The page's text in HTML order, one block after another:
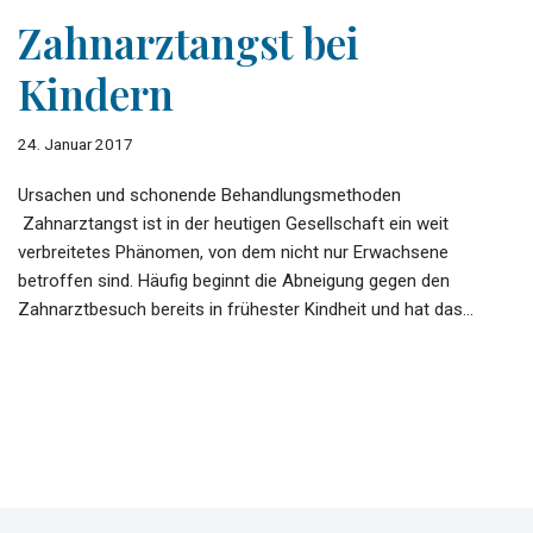
Zahnarztangst bei
Kindern
24. Januar 2017
Ursachen und schonende Behandlungsmethoden
Zahnarztangst ist in der heutigen Gesellschaft ein weit
verbreitetes Phänomen, von dem nicht nur Erwachsene
betroffen sind. Häufig beginnt die Abneigung gegen den
Zahnarztbesuch bereits in frühester Kindheit und hat das…